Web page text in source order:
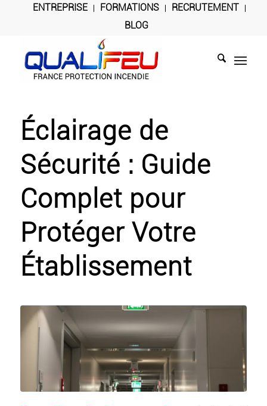
ENTREPRISE FORMATIONS
RECRUTEMENT
BLOG
Éclairage de
Sécurité : Guide
Complet pour
Protéger Votre
Établissement